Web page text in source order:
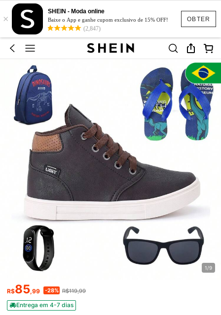
OBTER
×
SHEIN - Moda online
Baixe o App e ganhe cupom exclusivo de 15% OFF!
(2,847)
1/9
R$85,99 -28% R$119,99
Entrega em 4-7 dias